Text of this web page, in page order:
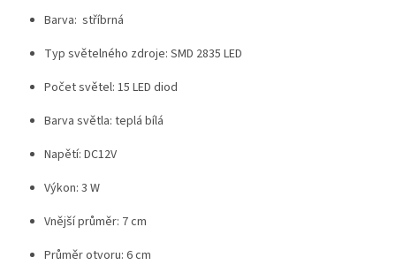
Barva: stříbrná
Typ světelného zdroje: SMD 2835 LED
Počet světel: 15 LED diod
Barva světla: teplá bílá
Napětí: DC12V
Výkon: 3 W
Vnější průměr: 7 cm
Průměr otvoru: 6 cm